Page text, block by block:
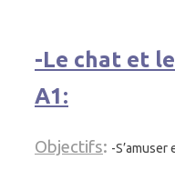
-Le chat et
A1:
Objectifs: -S’amuser